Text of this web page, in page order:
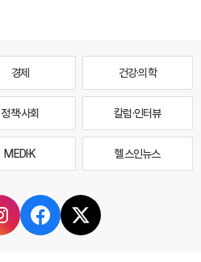
경제 건강·의학
정책·사회 칼럼·인터뷰
MEDI·K 헬스인뉴스